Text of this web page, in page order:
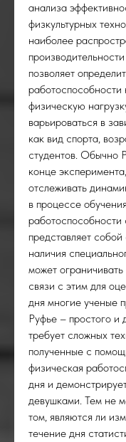
анализа
физкультурных
наиболее
позволяет
физическую
варьироваться в
как вид спорта,
студентов. Обычно
конце
отслеживать
в процессе
работоспособности
представляет
наличия
может
связи с этим для
дня многие ученые
Руфье – простого и
требует сложных
полученные с
физическая
дня и
девушками. Тем не
том, являются ли
течение дня